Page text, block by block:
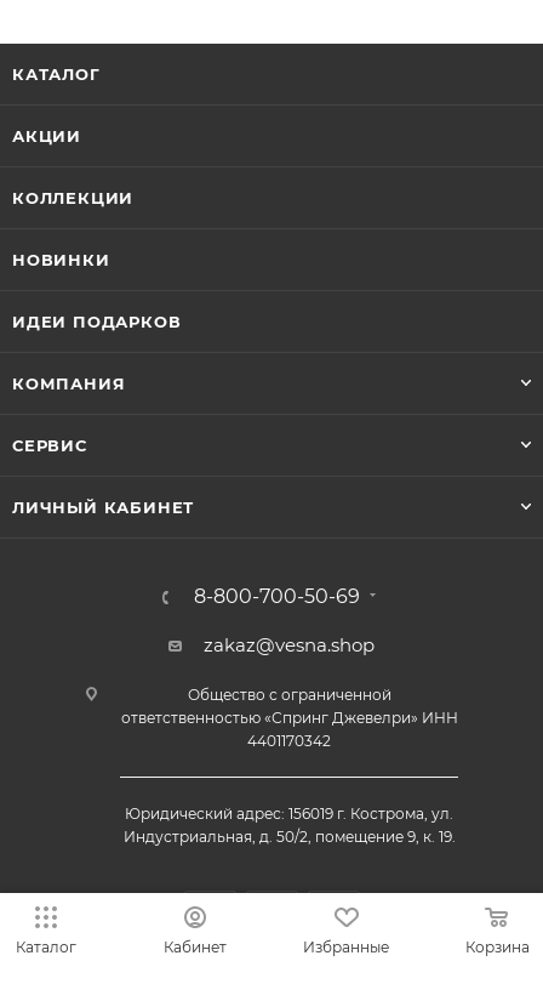
КАТАЛОГ
АКЦИИ
КОЛЛЕКЦИИ
НОВИНКИ
ИДЕИ ПОДАРКОВ
КОМПАНИЯ
СЕРВИС
ЛИЧНЫЙ КАБИНЕТ
8-800-700-50-69
zakaz@vesna.shop
Общество с ограниченной
ответственностью «Спринг Джевелри» ИНН
4401170342
Юридический адрес: 156019 г. Кострома, ул.
Индустриальная, д. 50/2, помещение 9, к. 19.
Каталог Кабинет Избранные Корзина